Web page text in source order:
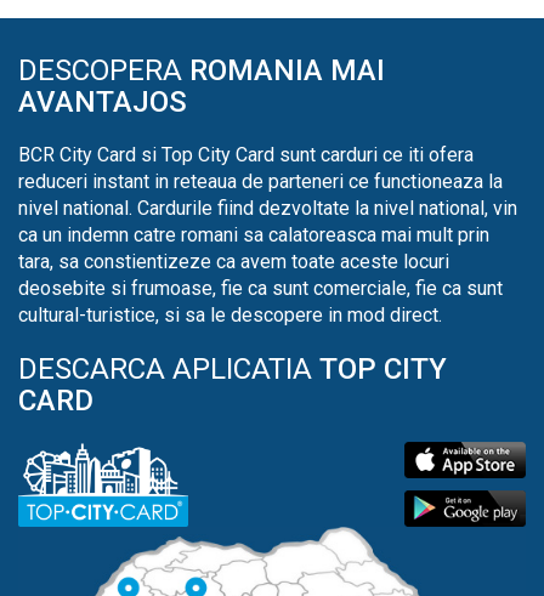
DESCOPERA ROMANIA MAI
AVANTAJOS
BCR City Card si Top City Card sunt carduri ce iti ofera
reduceri instant in reteaua de parteneri ce functioneaza la
nivel national. Cardurile fiind dezvoltate la nivel national, vin
ca un indemn catre romani sa calatoreasca mai mult prin
tara, sa constientizeze ca avem toate aceste locuri
deosebite si frumoase, fie ca sunt comerciale, fie ca sunt
cultural-turistice, si sa le descopere in mod direct.
DESCARCA APLICATIA TOP CITY
CARD